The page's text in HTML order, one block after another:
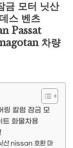
금 모터 닛산
스 벤츠
Passat
차량
칼럼 잠금 모
트 화물차용
산 nissan 호환 마